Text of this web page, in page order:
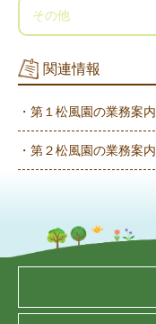
その他
関連情報
・第１松風園の業務案内
・第２松風園の業務案内